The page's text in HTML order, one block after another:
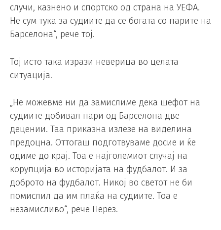
случи, казнено и спортско од страна на УЕФА.
Не сум тука за судиите да се богата со парите на
Барселона“, рече тој.
Тој исто така изрази неверица во целата
ситуација.
„Не можевме ни да замислиме дека шефот на
судиите добивал пари од Барселона две
децении. Таа приказна излезе на виделина
предоцна. Оттогаш подготвуваме досие и ќе
одиме до крај. Тоа е најголемиот случај на
корупција во историјата на фудбалот. И за
доброто на фудбалот. Никој во светот не би
помислил да им плаќа на судиите. Тоа е
незамисливо“, рече Перез.